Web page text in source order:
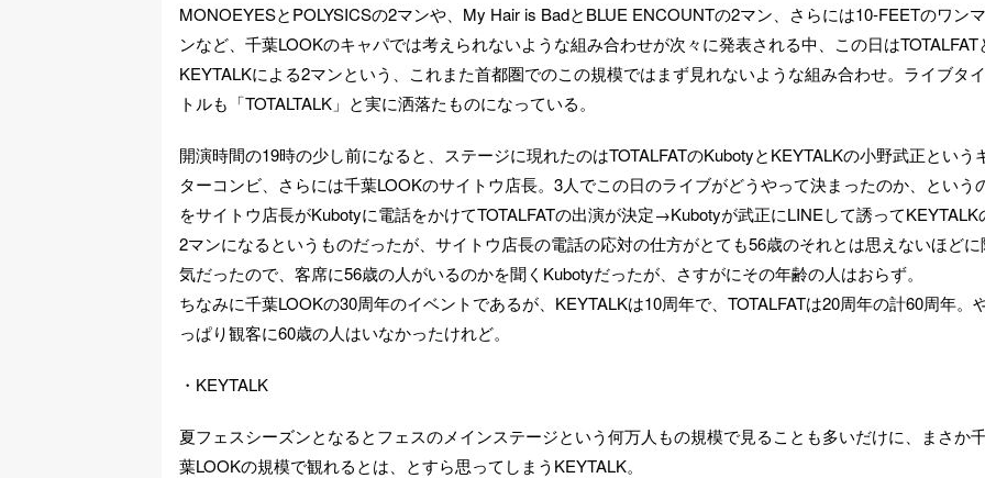
MONOEYESとPOLYSICSの2マンや、My Hair is BadとBLUE ENCOUNTの2マン、さらには10-FEETのワンマ
ンなど、千葉LOOKのキャパでは考えられないような組み合わせが次々に発表される中、この日はTOTALFAT
KEYTALKによる2マンという、これまた首都圏でのこの規模ではまず見れないような組み合わせ。ライブタイ
トルも「TOTALTALK」と実に洒落たものになっている。
開演時間の19時の少し前になると、ステージに現れたのはTOTALFATのKubotyとKEYTALKの小野武正という
ターコンビ、さらには千葉LOOKのサイトウ店長。3人でこの日のライブがどうやって決まったのか、という
をサイトウ店長がKubotyに電話をかけてTOTALFATの出演が決定→Kubotyが武正にLINEして誘ってKEYTALK
2マンになるというものだったが、サイトウ店長の電話の応対の仕方がとても56歳のそれとは思えないほどに
気だったので、客席に56歳の人がいるのかを聞くKubotyだったが、さすがにその年齢の人はおらず。
ちなみに千葉LOOKの30周年のイベントであるが、KEYTALKは10周年で、TOTALFATは20周年の計60周年。
っぱり観客に60歳の人はいなかったけれど。
・KEYTALK
夏フェスシーズンとなるとフェスのメインステージという何万人もの規模で見ることも多いだけに、まさか
葉LOOKの規模で観れるとは、とすら思ってしまうKEYTALK。